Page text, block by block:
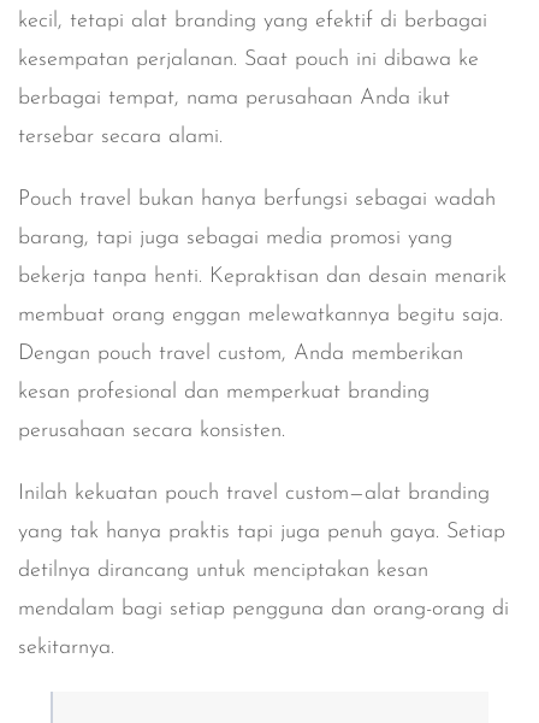
kecil, tetapi alat branding yang efektif di berbagai
kesempatan perjalanan. Saat pouch ini dibawa ke
berbagai tempat, nama perusahaan Anda ikut
tersebar secara alami.
Pouch travel bukan hanya berfungsi sebagai wadah
barang, tapi juga sebagai media promosi yang
bekerja tanpa henti. Kepraktisan dan desain menarik
membuat orang enggan melewatkannya begitu saja.
Dengan pouch travel custom, Anda memberikan
kesan profesional dan memperkuat branding
perusahaan secara konsisten.
Inilah kekuatan pouch travel custom—alat branding
yang tak hanya praktis tapi juga penuh gaya. Setiap
detilnya dirancang untuk menciptakan kesan
mendalam bagi setiap pengguna dan orang-orang di
sekitarnya.